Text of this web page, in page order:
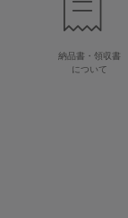
納品書・領収書
について